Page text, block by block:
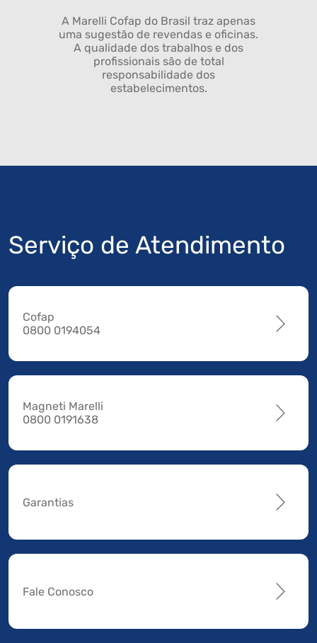
A Marelli Cofap do Brasil traz apenas
uma sugestão de revendas e oficinas.
A qualidade dos trabalhos e dos
profissionais são de total
responsabilidade dos
estabelecimentos.
Serviço de Atendimento
Cofap
0800 0194054
Magneti Marelli
0800 0191638
Garantias
Fale Conosco